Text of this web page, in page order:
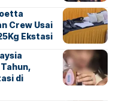
Crew Usai
Ekstasi
di